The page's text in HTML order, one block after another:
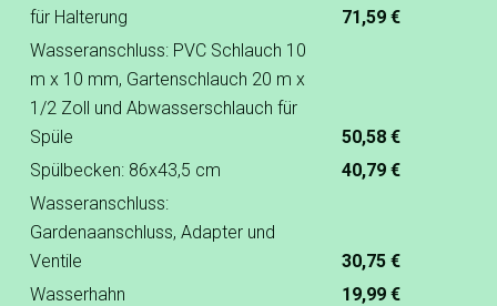
für Halterung
71,59 €
Wasseranschluss: PVC Schlauch 10
m x 10 mm, Gartenschlauch 20 m x
1/2 Zoll und Abwasserschlauch für
Spüle
50,58 €
Spülbecken: 86x43,5 cm
40,79 €
Wasseranschluss:
Gardenaanschluss, Adapter und
Ventile
30,75 €
Wasserhahn
19,99 €